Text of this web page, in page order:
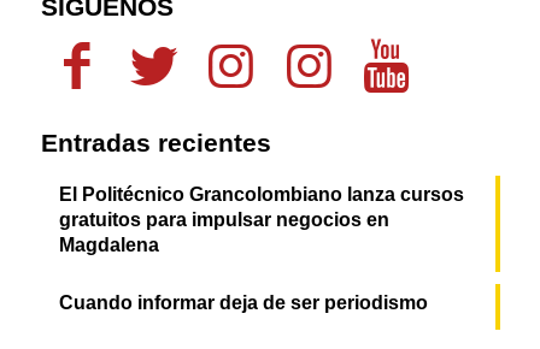
SÍGUENOS
Entradas recientes
El Politécnico Grancolombiano lanza cursos
gratuitos para impulsar negocios en
Magdalena
Cuando informar deja de ser periodismo